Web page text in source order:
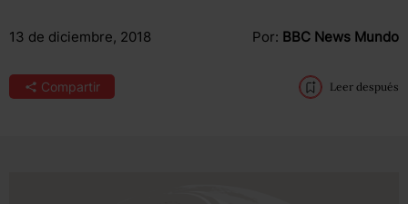
13 de diciembre, 2018 Por: BBC News Mundo
Compartir Leer después